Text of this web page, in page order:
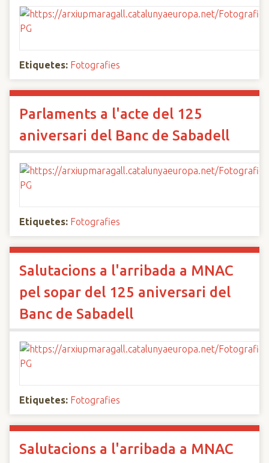
Etiquetes: Fotografies
Parlaments a l'acte del 125
aniversari del Banc de Sabadell
Etiquetes: Fotografies
Salutacions a l'arribada a MNAC
pel sopar del 125 aniversari del
Banc de Sabadell
Etiquetes: Fotografies
Salutacions a l'arribada a MNAC